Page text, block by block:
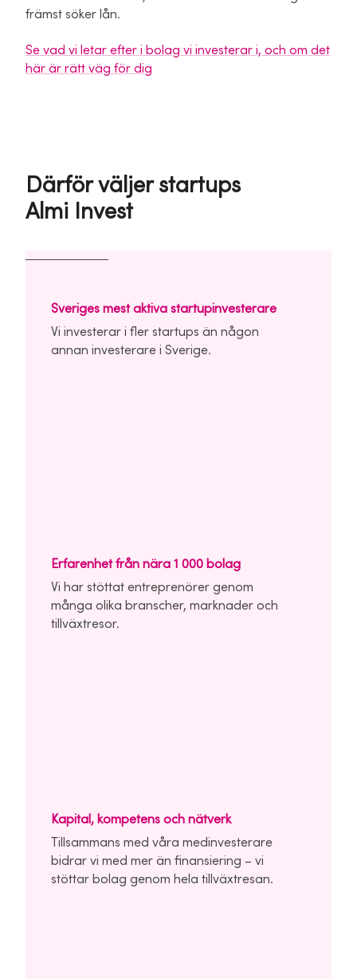
främst söker lån.
Se vad vi letar efter i bolag vi investerar i, och om det
här är rätt väg för dig
Därför väljer startups
Almi Invest
Sveriges mest aktiva startupinvesterare
Vi investerar i fler startups än någon
annan investerare i Sverige.
Erfarenhet från nära 1 000 bolag
Vi har stöttat entreprenörer genom
många olika branscher, marknader och
tillväxtresor.
Kapital, kompetens och nätverk
Tillsammans med våra medinvesterare
bidrar vi med mer än finansiering – vi
stöttar bolag genom hela tillväxtresan.